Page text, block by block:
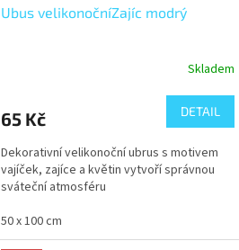
Ubus velikonočníZajíc modrý
Skladem
65 Kč DETAIL
Dekorativní velikonoční ubrus s motivem
vajíček, zajíce a květin vytvoří správnou
sváteční atmosféru
50 x 100 cm